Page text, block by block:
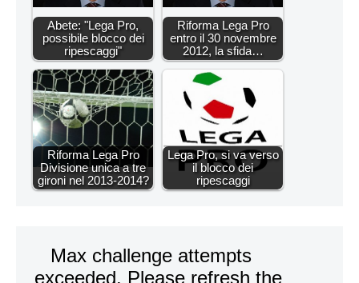
Abete: "Lega Pro,
possibile blocco dei
ripescaggi"
Riforma Lega Pro
entro il 30 novembre
2012, la sfida…
Riforma Lega Pro
Divisione unica a tre
gironi nel 2013-2014?
Lega Pro, si va verso
il blocco dei
ripescaggi